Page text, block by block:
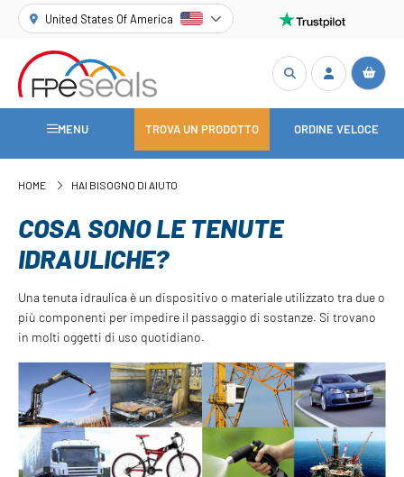
United States Of America
MENU TROVA UN PRODOTTO ORDINE VELOCE
HOME HAI BISOGNO DI AIUTO
COSA SONO LE TENUTE
IDRAULICHE?
Una tenuta idraulica è un dispositivo o materiale utilizzato tra due o
più componenti per impedire il passaggio di sostanze. Si trovano
in molti oggetti di uso quotidiano.